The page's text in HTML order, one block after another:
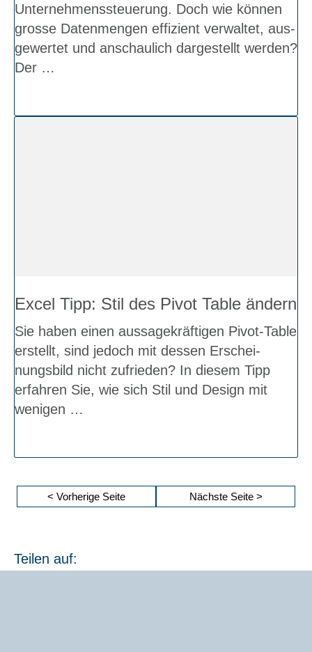
Unter­neh­mens­steue­rung. Doch wie kön­nen
gros­se Daten­men­gen effi­zi­ent ver­wal­tet, aus­
ge­wer­tet und anschau­lich dar­ge­stellt wer­den?
Der …
Excel Tipp: Stil des Pivot Table ändern
Sie haben einen aus­sa­ge­kräf­ti­gen Pivot-Table
erstellt, sind jedoch mit des­sen Erschei­
nungs­bild nicht zufrie­den? In die­sem Tipp
erfah­ren Sie, wie sich Stil und Design mit
weni­gen …
Vor­he­ri­ge Sei­te Näch­ste Sei­te
Teilen auf: